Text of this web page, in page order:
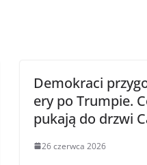
Demokraci
ery po Trumpie.
pukają do drzwi
26 czerwca 2026